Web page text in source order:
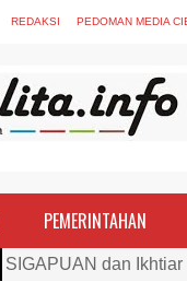
REDAKSI PEDOMAN MEDIA
PEMERINTAHAN
Kapolres Bima Beri